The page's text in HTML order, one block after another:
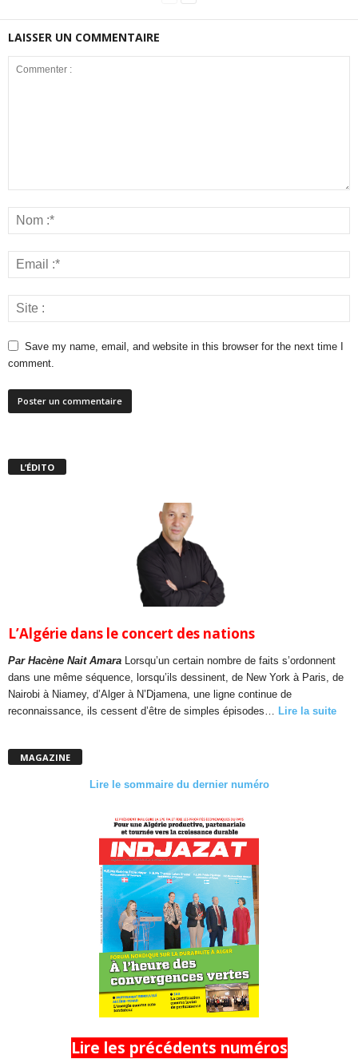
LAISSER UN COMMENTAIRE
Save my name, email, and website in this browser for the next time I
comment.
L’ÉDITO
L’Algérie dans le concert des nations
Par Hacène Nait Amara Lorsqu’un certain nombre de faits s’ordonnent
dans une même séquence, lorsqu’ils dessinent, de New York à Paris, de
Nairobi à Niamey, d’Alger à N’Djamena, une ligne continue de
reconnaissance, ils cessent d’être de simples épisodes… Lire la suite
MAGAZINE
Lire le sommaire du dernier numéro
Lire les précédents numéros